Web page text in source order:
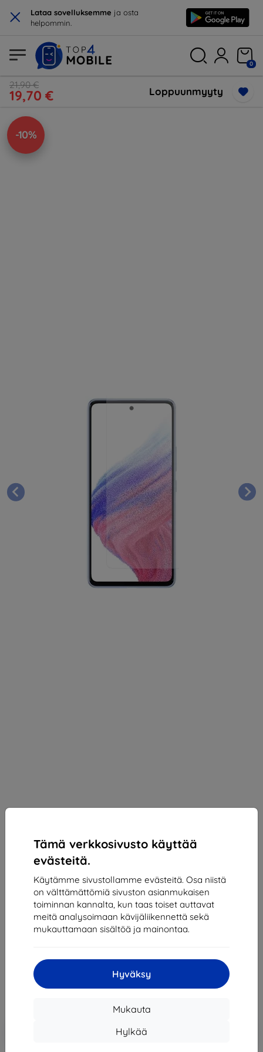
× Lataa sovelluksemme ja osta
helpommin.
Tämä verkkosivusto käyttää
evästeitä.
Käytämme sivustollamme evästeitä. Osa niistä
on välttämättömiä sivuston asianmukaisen
toiminnan kannalta, kun taas toiset auttavat
meitä analysoimaan kävijäliikennettä sekä
mukauttamaan sisältöä ja mainontaa.
Hyväksy
Mukauta
Hylkää
0
21,90 €
19,70 € Loppuunmyyty
-10%
Suojakalvo Samsung Protective film for Galaxy
A53 5G Transparent (EF-UA536CTEGWW)
Samsung Galaxy A53
21,90 €
19,70 €
Alennus kupongilla